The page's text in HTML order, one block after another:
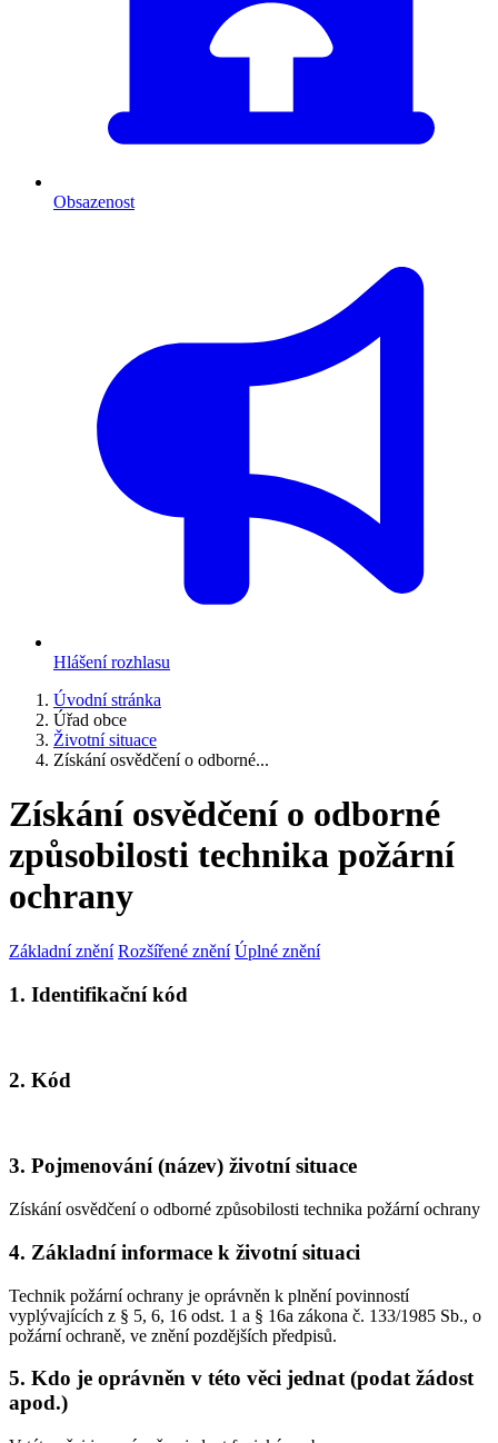
Obsazenost
Hlášení rozhlasu
Úvodní stránka
Úřad obce
Životní situace
Získání osvědčení o odborné...
Získání osvědčení o odborné
způsobilosti technika požární
ochrany
Základní znění Rozšířené znění Úplné znění
1. Identifikační kód
2. Kód
3. Pojmenování (název) životní situace
Získání osvědčení o odborné způsobilosti technika požární ochrany
4. Základní informace k životní situaci
Technik požární ochrany je oprávněn k plnění povinností
vyplývajících z § 5, 6, 16 odst. 1 a § 16a zákona č. 133/1985 Sb., o
požární ochraně, ve znění pozdějších předpisů.
5. Kdo je oprávněn v této věci jednat (podat žádost
apod.)